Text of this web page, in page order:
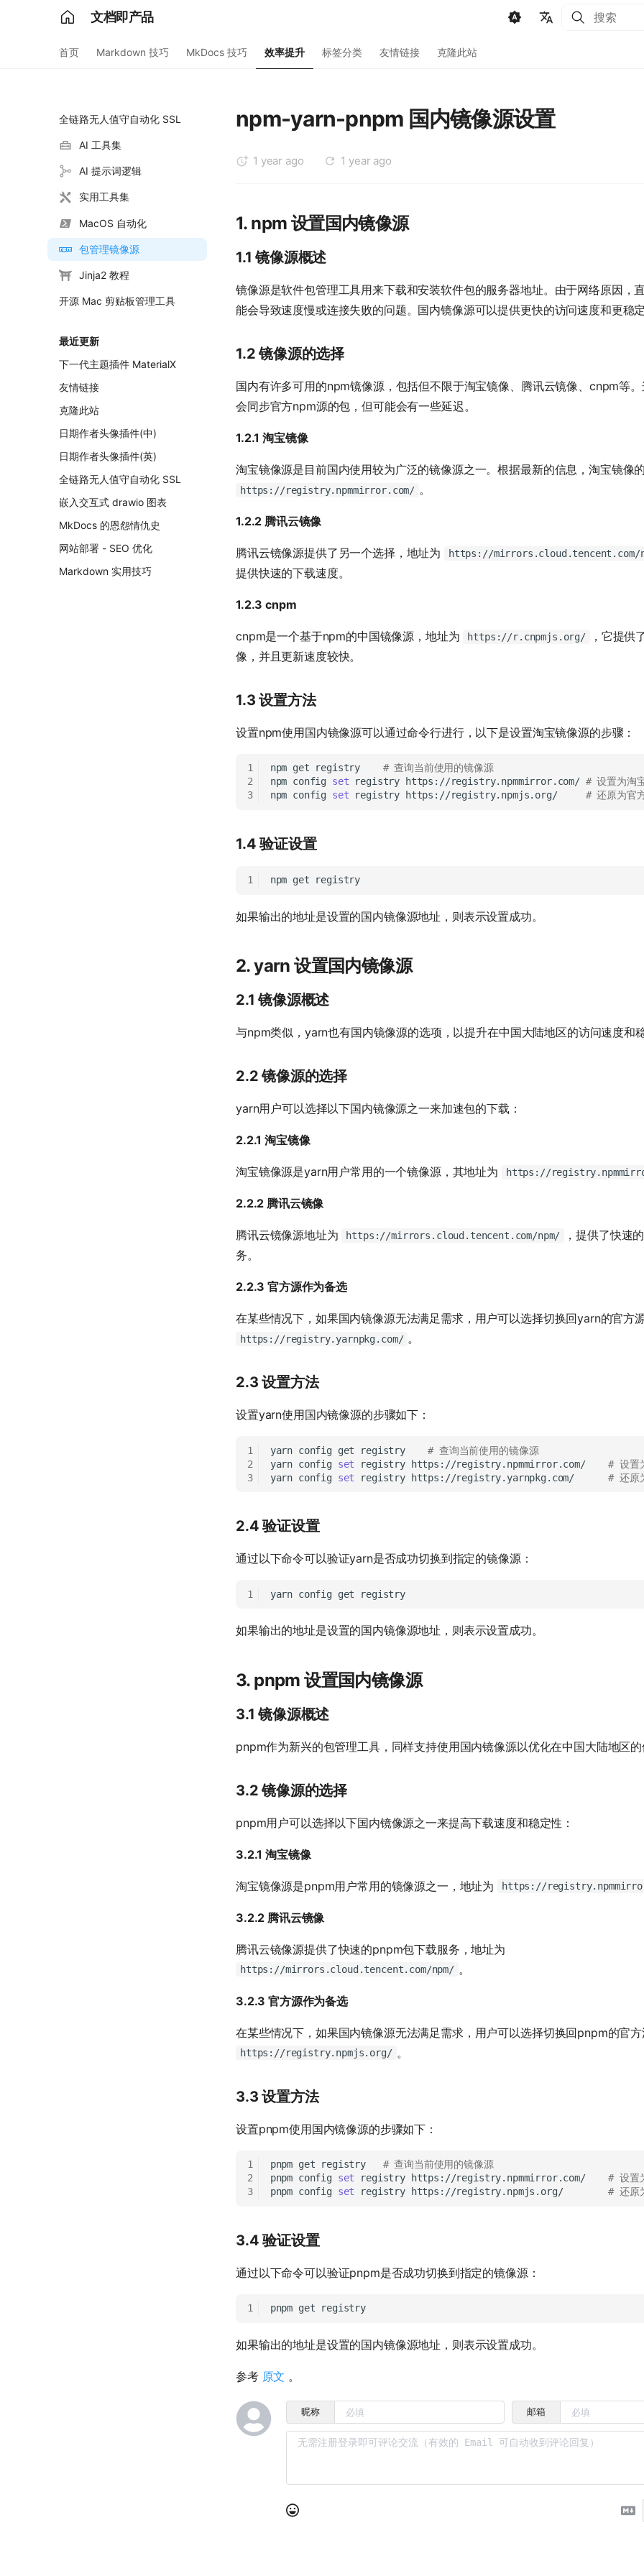
文档即产品
🇷🇺 Русский
🇸🇦 العربية
🇰🇷 한국어
首页 Markdown 技巧 MkDocs 技巧 效率提升 标签分类 友情链接 克隆此站
全链路无人值守自动化 SSL
AI 工具集
AI 提示词逻辑
实用工具集
MacOS 自动化
包管理镜像源
Jinja2 教程
开源 Mac 剪贴板管理工具
最近更新
下一代主题插件 MaterialX
友情链接
克隆此站
日期作者头像插件(中)
日期作者头像插件(英)
全链路无人值守自动化 SSL
嵌入交互式 drawio 图表
MkDocs 的恩怨情仇史
网站部署 - SEO 优化
Markdown 实用技巧
npm-yarn-pnpm 国内镜像源设置
1 year ago 1 year ago
1. npm 设置国内镜像源
1.1 镜像源概述
镜像源是软件包管理工具用来下载和安装软件包的服务器地址。由于网络原因，
能会导致速度慢或连接失败的问题。国内镜像源可以提供更快的访问速度和更稳定
1.2 镜像源的选择
国内有许多可用的npm镜像源，包括但不限于淘宝镜像、腾讯云镜像、cnpm等
会同步官方npm源的包，但可能会有一些延迟。
1.2.1 淘宝镜像
淘宝镜像源是目前国内使用较为广泛的镜像源之一。根据最新的信息，淘宝镜像
https://registry.npmmirror.com/ 。
1.2.2 腾讯云镜像
腾讯云镜像源提供了另一个选择，地址为 https://mirrors.cloud.tencent.com/
提供快速的下载速度。
1.2.3 cnpm
cnpm是一个基于npm的中国镜像源，地址为 https://r.cnpmjs.org/
，它提供
像，并且更新速度较快。
1.3 设置方法
设置npm使用国内镜像源可以通过命令行进行，以下是设置淘宝镜像源的步骤：
npm get registry
# 查询当前使用的镜像源
npm config set registry https://registry.npmmirror.com/ # 设置为淘
npm config set registry https://registry.npmjs.org/ # 还原为官
1.4 验证设置
npm get
如果输出的地址是设置的国内镜像源地址，则表示设置成功。
2. yarn 设置国内镜像源
2.1 镜像源概述
与npm类似，yarn也有国内镜像源的选项，以提升在中国大陆地区的访问速度和稳
2.2 镜像源的选择
yarn用户可以选择以下国内镜像源之一来加速包的下载：
2.2.1 淘宝镜像
淘宝镜像源是yarn用户常用的一个镜像源，其地址为 https://
2.2.2 腾讯云镜像
腾讯云镜像源地址为 https://mirrors.cloud.tencent.com/npm/
，提供了快速
务。
2.2.3 官方源作为备选
在某些情况下，如果国内镜像源无法满足需求，用户可以选择切换回yarn的官方
https://registry.yarnpkg.com/ 。
2.3 设置方法
设置yarn使用国内镜像源的步骤如下：
yarn config get registry
# 查询当前使用的镜像源
yarn config set registry https://registry.npmmirror.com/
# 设置
yarn config set registry https://registry.yarnpkg.com/ # 还原
2.4 验证设置
通过以下命令可以验证yarn是否成功切换到指定的镜像源：
yarn config get registry
如果输出的地址是设置的国内镜像源地址，则表示设置成功。
3. pnpm 设置国内镜像源
3.1 镜像源概述
pnpm作为新兴的包管理工具，同样支持使用国内镜像源以优化在中国大陆地区的
3.2 镜像源的选择
pnpm用户可以选择以下国内镜像源之一来提高下载速度和稳定性：
3.2.1 淘宝镜像
淘宝镜像源是pnpm用户常用的镜像源之一，地址为 https://
3.2.2 腾讯云镜像
腾讯云镜像源提供了快速的pnpm包下载服务，地址为
https://mirrors.cloud.tencent.com/npm/ 。
3.2.3 官方源作为备选
在某些情况下，如果国内镜像源无法满足需求，用户可以选择切换回pnpm的官
https://registry.npmjs.org/ 。
3.3 设置方法
设置pnpm使用国内镜像源的步骤如下：
pnpm get registry
# 查询当前使用的镜像源
pnpm config set registry https://registry.npmmirror.com/
# 设置
pnpm config set registry https://registry.npmjs.org/ # 还原
3.4 验证设置
通过以下命令可以验证pnpm是否成功切换到指定的镜像源：
pnpm get
如果输出的地址是设置的国内镜像源地址，则表示设置成功。
参考 原文 。
昵称 邮箱